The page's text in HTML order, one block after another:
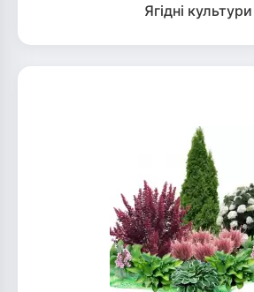
Ягідні культури